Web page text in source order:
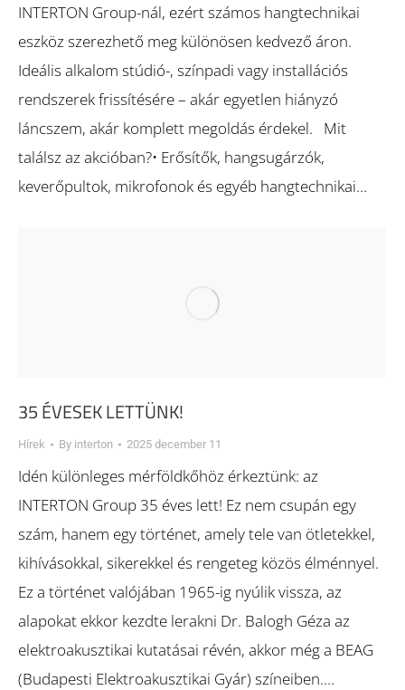
INTERTON Group-nál, ezért számos hangtechnikai
eszköz szerezhető meg különösen kedvező áron.
Ideális alkalom stúdió-, színpadi vagy installációs
rendszerek frissítésére – akár egyetlen hiányzó
láncszem, akár komplett megoldás érdekel. Mit
találsz az akcióban?• Erősítők, hangsugárzók,
keverőpultok, mikrofonok és egyéb hangtechnikai…
35 ÉVESEK LETTÜNK!
Hírek By interton 2025 december 11
Idén különleges mérföldkőhöz érkeztünk: az
INTERTON Group 35 éves lett! Ez nem csupán egy
szám, hanem egy történet, amely tele van ötletekkel,
kihívásokkal, sikerekkel és rengeteg közös élménnyel.
Ez a történet valójában 1965-ig nyúlik vissza, az
alapokat ekkor kezdte lerakni Dr. Balogh Géza az
elektroakusztikai kutatásai révén, akkor még a BEAG
(Budapesti Elektroakusztikai Gyár) színeiben.…